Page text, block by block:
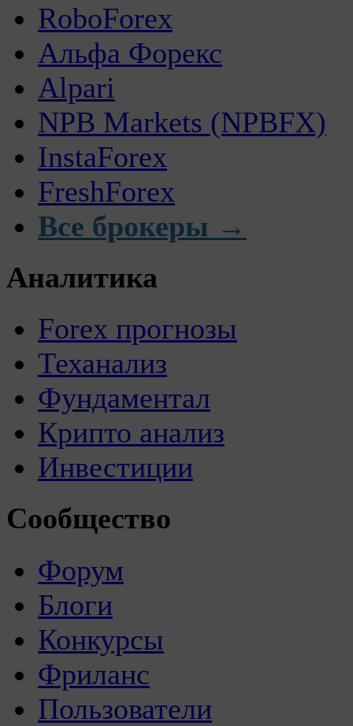
RoboForex
Альфа Форекс
Alpari
NPB Markets (NPBFX)
InstaForex
FreshForex
Все брокеры →
Аналитика
Forex прогнозы
Теханализ
Фундаментал
Крипто анализ
Инвестиции
Сообщество
Форум
Блоги
Конкурсы
Фриланс
Пользователи